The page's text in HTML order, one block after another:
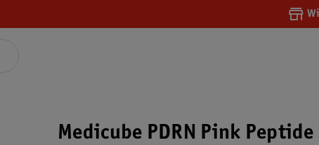
Medicube PDRN Pink Peptide